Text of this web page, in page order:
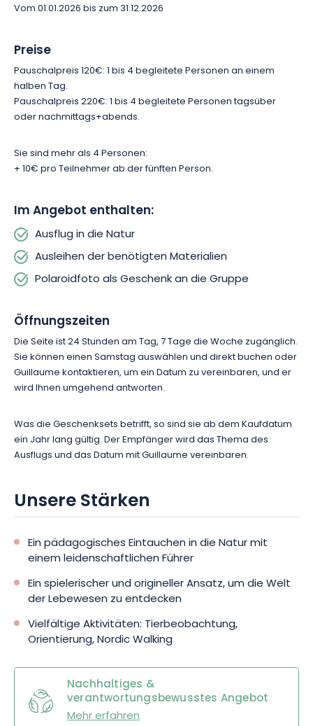
beobachten und die Natur, die uns umgibt, besser zu
andere Weise zu lernen.
Buchen Sie Ihren Ausflug mit dem Pfadfinder und lassen Sie
sich in das Herz des Lebendigen führen. Sie können diese
Erfahrung auch an Ihre Lieben verschenken, dank der Box des
Vom 01.01.2026 bis zum 31.12.2026
Preise
Pauschalpreis 120€: 1 bis 4 begleitete Personen an einem
halben Tag.
Pauschalpreis 220€: 1 bis 4 begleitete Personen tagsüber
oder nachmittags+abends.
Sie sind mehr als 4 Personen:
+ 10€ pro Teilnehmer ab der fünften Person.
Im Angebot enthalten:
Ausflug in die Natur
Ausleihen der benötigten Materialien
Polaroidfoto als Geschenk an die Gruppe
Öffnungszeiten
Die Seite ist 24 Stunden am Tag, 7 Tage die Woche zugänglich.
Sie können einen Samstag auswählen und direkt buchen oder
Guillaume kontaktieren, um ein Datum zu vereinbaren, und er
wird Ihnen umgehend antworten.
Was die Geschenksets betrifft, so sind sie ab dem Kaufdatum
ein Jahr lang gültig. Der Empfänger wird das Thema des
Ausflugs und das Datum mit Guillaume vereinbaren.
Unsere Stärken
Ein pädagogisches Eintauchen in die Natur mit
einem leidenschaftlichen Führer
Ein spielerischer und origineller Ansatz, um die Welt
der Lebewesen zu entdecken
Vielfältige Aktivitäten: Tierbeobachtung,
Orientierung, Nordic Walking
Nachhaltiges &
verantwortungsbewusstes Angebot
Mehr erfahren